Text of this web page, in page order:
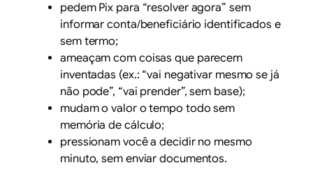
pedem Pix para “resolver agora” sem
informar conta/beneficiário identificados e
sem termo;
ameaçam com coisas que parecem
inventadas (ex.: “vai negativar mesmo se já
não pode”, “vai prender”, sem base);
mudam o valor o tempo todo sem
memória de cálculo;
pressionam você a decidir no mesmo
minuto, sem enviar documentos.